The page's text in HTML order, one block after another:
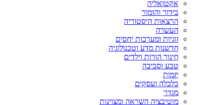
אקטואליה
בידור והומור
הרצאות היסטוריה
העשרה
זוגיות ומערכות יחסים
חדשנות מדע וטכנולוגיה
חינוך הורות וילדים
טבע וסביבה
יזמות
כלכלה ועסקים
מגדר
מוטיבציה השראה ומצוינות